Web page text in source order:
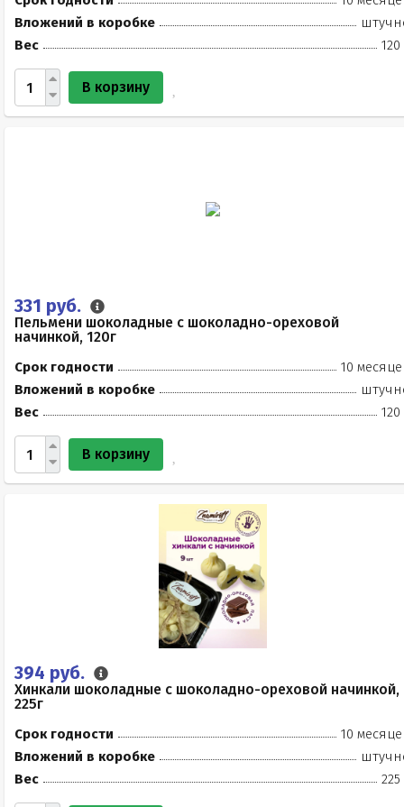
Вложений в коробке
Вес
120
В корзину
331 руб.
Пельмени шоколадные с шоколадно-ореховой
начинкой, 120г
Срок годности
10
Вложений в коробке
Вес
120
В корзину
394 руб.
Хинкали шоколадные с шоколадно-ореховой начинкой,
225г
Срок годности
10
Вложений в коробке
Вес
225